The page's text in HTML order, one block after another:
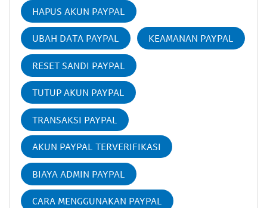
HAPUS AKUN PAYPAL
UBAH DATA PAYPAL KEAMANAN PAYPAL
RESET SANDI PAYPAL
TUTUP AKUN PAYPAL
TRANSAKSI PAYPAL
AKUN PAYPAL TERVERIFIKASI
BIAYA ADMIN PAYPAL
CARA MENGGUNAKAN PAYPAL